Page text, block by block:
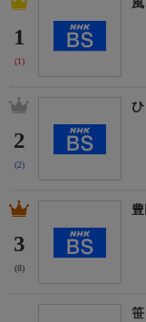
1
(1)
2
(2)
ひ
3
(8)